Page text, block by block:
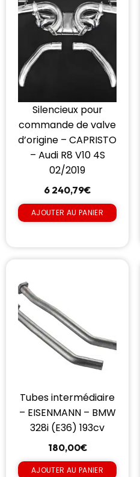
Silencieux pour
commande de valve
d’origine – CAPRISTO
– Audi R8 V10 4S
02/2019
6 240,79€
AJOUTER AU PANIER
Tubes intermédiaire
– EISENMANN – BMW
328i (E36) 193cv
180,00€
AJOUTER AU PANIER